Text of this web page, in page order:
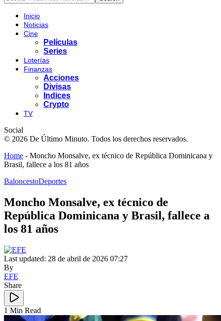
Inicio
Noticias
Cine
Películas
Series
Loterías
Finanzas
Acciones
Divisas
Indices
Crypto
TV
Social
© 2026 De Último Minuto. Todos los derechos reservados.
Home - Moncho Monsalve, ex técnico de República Dominicana y
Brasil, fallece a los 81 años
BaloncestoDeportes
Moncho Monsalve, ex técnico de
República Dominicana y Brasil, fallece a
los 81 años
Last updated: 28 de abril de 2026 07:27
By
EFE
Share
1 Min Read